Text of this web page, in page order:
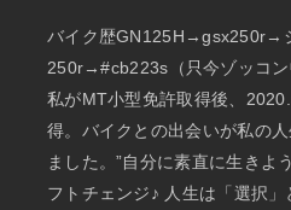
バイク歴GN125H→gsx250r→
250r→#cb223s（只今ゾッコ
私がMT小型免許取得後、
得。バイクとの出会いが私の
ました。”自分に素直に生きよ
フトチェンジ♪ 人生は「選択